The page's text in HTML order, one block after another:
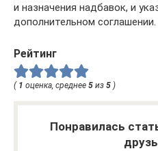
и назначения надбавок, и
дополнительном соглашении.
Рейтинг
( 1 оценка, среднее 5 из 5 )
Понравилась